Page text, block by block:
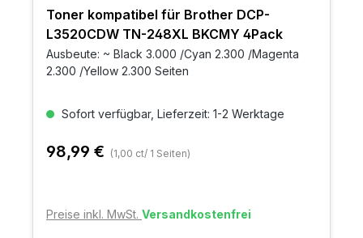
Toner kompatibel für Brother DCP-
L3520CDW TN-248XL BKCMY 4Pack
Ausbeute: ~ Black 3.000 /Cyan 2.300 /Magenta
2.300 /Yellow 2.300 Seiten
Sofort verfügbar, Lieferzeit: 1-2 Werktage
98,99 € (1,00 ct/ 1 Seiten)
Preise inkl. MwSt. Versandkostenfrei